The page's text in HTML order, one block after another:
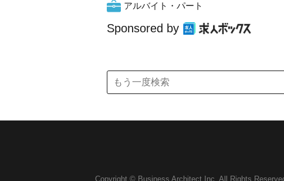
アルバイト・パート
Sponsored by
Copyright © Business Architect Inc. All Rights